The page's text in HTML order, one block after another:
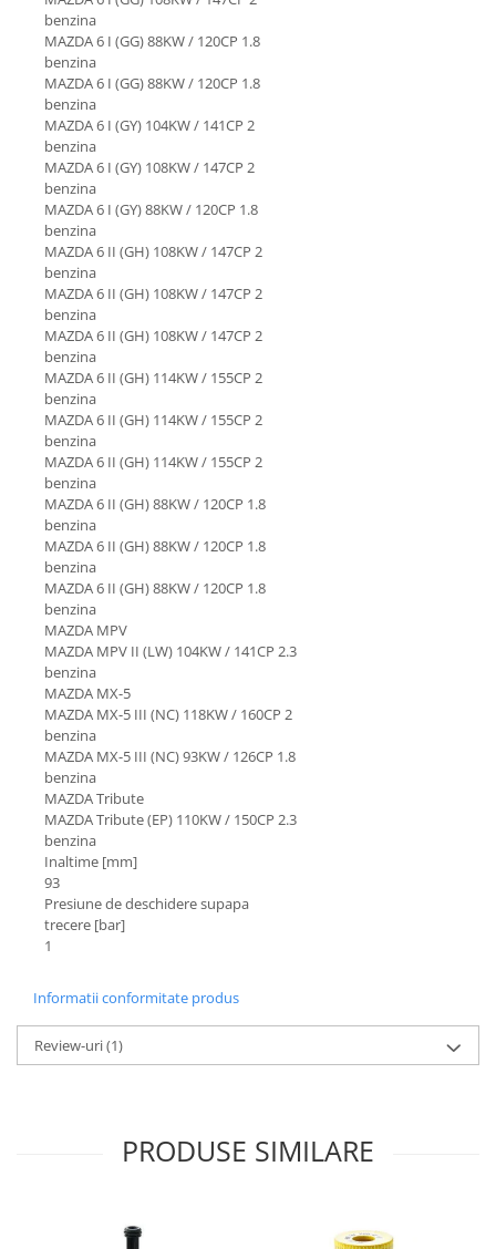
benzina
MAZDA 6 I (GG) 88KW / 120CP 1.8
benzina
MAZDA 6 I (GG) 88KW / 120CP 1.8
benzina
MAZDA 6 I (GY) 104KW / 141CP 2
benzina
MAZDA 6 I (GY) 108KW / 147CP 2
benzina
MAZDA 6 I (GY) 88KW / 120CP 1.8
benzina
MAZDA 6 II (GH) 108KW / 147CP 2
benzina
MAZDA 6 II (GH) 108KW / 147CP 2
benzina
MAZDA 6 II (GH) 108KW / 147CP 2
benzina
MAZDA 6 II (GH) 114KW / 155CP 2
benzina
MAZDA 6 II (GH) 114KW / 155CP 2
benzina
MAZDA 6 II (GH) 114KW / 155CP 2
benzina
MAZDA 6 II (GH) 88KW / 120CP 1.8
benzina
MAZDA 6 II (GH) 88KW / 120CP 1.8
benzina
MAZDA 6 II (GH) 88KW / 120CP 1.8
benzina
MAZDA MPV
MAZDA MPV II (LW) 104KW / 141CP 2.3
benzina
MAZDA MX-5
MAZDA MX-5 III (NC) 118KW / 160CP 2
benzina
MAZDA MX-5 III (NC) 93KW / 126CP 1.8
benzina
MAZDA Tribute
MAZDA Tribute (EP) 110KW / 150CP 2.3
benzina
Inaltime [mm]
93
Presiune de deschidere supapa
trecere [bar]
1
Informatii conformitate produs
Review-uri(1)
PRODUSE SIMILARE